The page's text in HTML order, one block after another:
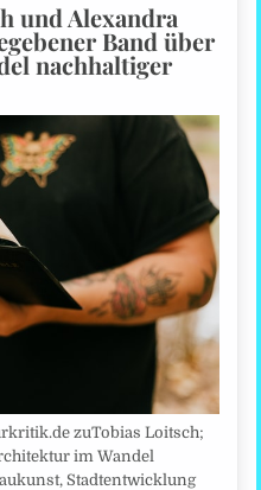
und Alexandra
Band über
nachhaltiger
zuTobias Loitsch;
im Wandel
Stadtentwicklung